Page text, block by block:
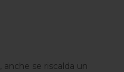
se riscalda un